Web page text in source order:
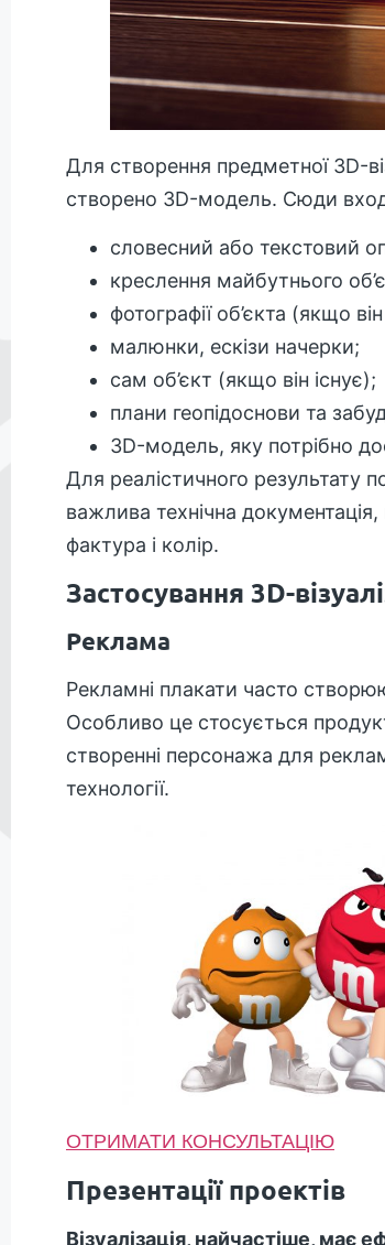
Для створення предметної 3D-
створено 3D-модель. Сюди
словесний або текстовий
креслення майбутнього
фотографії об’єкта (якщо
малюнки, ескізи начерки;
сам об’єкт (якщо він існує);
плани геопідоснови та
3D-модель, яку потрібно
Для реалістичного результату
важлива технічна
фактура і колір.
Застосування 3D-
Реклама
Рекламні плакати часто
Особливо це стосується
створенні персонажа для
технології.
ОТРИМАТИ КОНСУЛЬТАЦІЮ
Презентації проектів
Візуалізація, найчастіше, має